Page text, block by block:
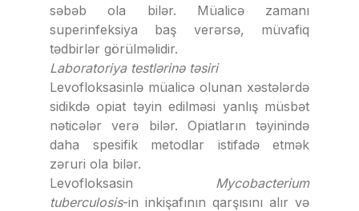
səbəb ola bilər. Müalicə zamanı
superinfeksiya baş verərsə, müvafiq
tədbirlər görülməlidir.
Laboratoriya testlərinə təsiri
Levofloksasinlə müalicə olunan xəstələrdə
sidikdə opiat təyin edilməsi yanlış müsbət
nəticələr verə bilər. Opiatların təyinində
daha spesifik metodlar istifadə etmək
zəruri ola bilər.
Levofloksasin Mycobacterium
tuberculosis-in inkişafının qarşısını alır və